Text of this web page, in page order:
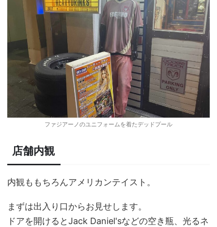
ファジアーノのユニフォームを着たデッドプール
店舗内観
内観ももちろんアメリカンテイスト。
まずは出入り口からお見せします。
ドアを開けるとJack Daniel'sなどの空き瓶、光るネ